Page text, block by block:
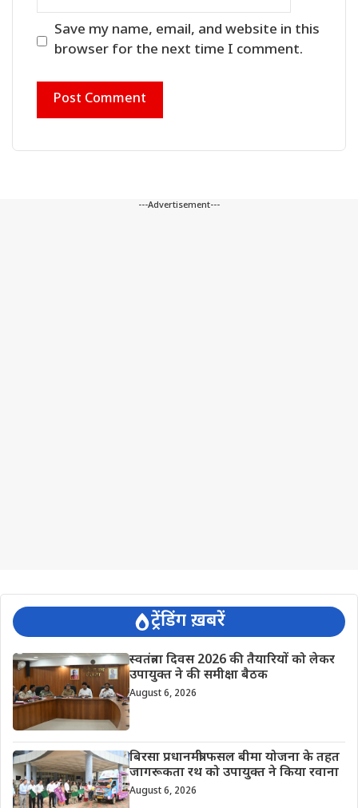
Save my name, email, and website in this
browser for the next time I comment.
---Advertisement---
ट्रेंडिंग ख़बरें
स्वतंत्रता दिवस 2026 की तैयारियों को लेकर
उपायुक्त ने की समीक्षा बैठक
August 6, 2026
बिरसा प्रधानमंत्री फसल बीमा योजना के तहत
जागरूकता रथ को उपायुक्त ने किया रवाना
August 6, 2026